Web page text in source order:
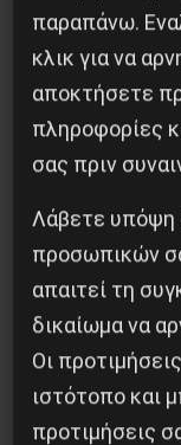
Χωρίς
7 Αυγούστου
παραπάνω.
κλικ για να
αποκτήσετε
πληροφορίες
σας πριν
Λάβετε υπόψη
προσωπικών
απαιτεί τη
δικαίωμα να
Οι
ιστότοπο και
προτιμήσεις